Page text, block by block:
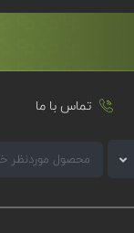
تماس با ما